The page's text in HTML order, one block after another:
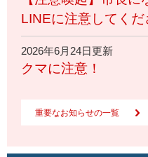
LINEに注意してくだ
2026年6月24日更新
クマに注意！
重要なお知らせの一覧